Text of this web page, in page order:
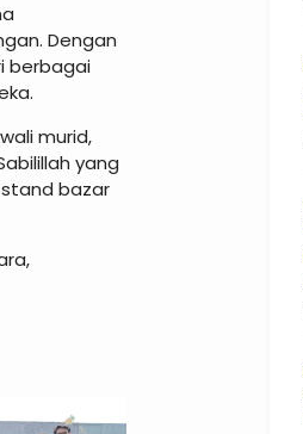
Dengan
berbagai
murid,
yang
bazar